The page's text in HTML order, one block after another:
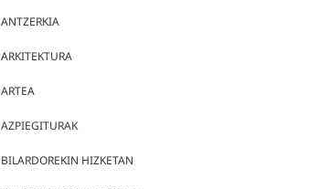
ANTZERKIA
ARKITEKTURA
ARTEA
AZPIEGITURAK
BILARDOREKIN HIZKETAN